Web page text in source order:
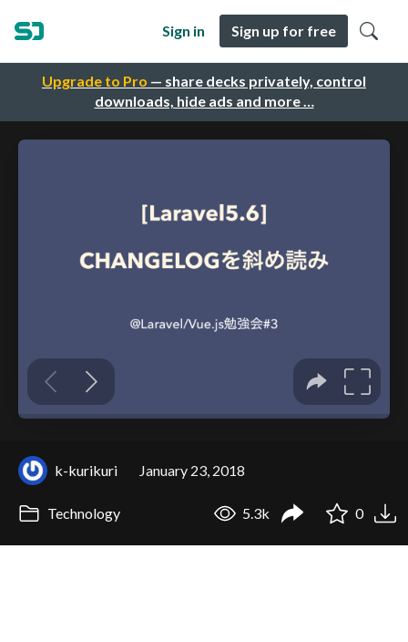
Upgrade to Pro — share decks privately, control
downloads, hide ads and more …
Sign in Sign up for free
k-kurikuri January 23, 2018
Technology 5.3k 0